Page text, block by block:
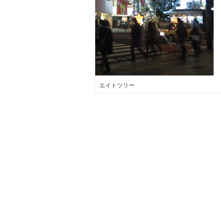
エイトツリー